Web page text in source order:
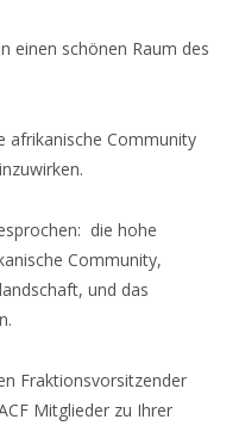
einen schönen Raum des
afrikanische Community
die hohe
Community,
und das
Fraktionsvorsitzender
Mitglieder zu Ihrer